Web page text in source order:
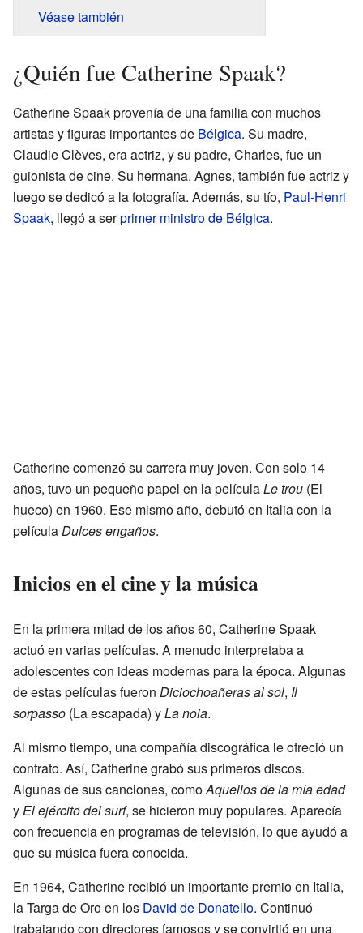
Véase también
¿Quién fue Catherine Spaak?
Catherine Spaak provenía de una familia con muchos
artistas y figuras importantes de Bélgica. Su madre,
Claudie Clèves, era actriz, y su padre, Charles, fue un
guionista de cine. Su hermana, Agnes, también fue actriz y
luego se dedicó a la fotografía. Además, su tío, Paul-Henri
Spaak, llegó a serprimer ministro de Bélgica.
Catherine comenzó su carrera muy joven. Con solo 14
años, tuvo un pequeño papel en la películaLe trou (El
hueco) en 1960. Ese mismo año, debutó en Italia con la
películaDulces engaños.
Inicios en el cine y la música
En la primera mitad de los años 60, Catherine Spaak
actuó en varias películas. A menudo interpretaba a
adolescentes con ideas modernas para la época. Algunas
de estas películas fueron Diciochoañeras al sol, Il
sorpasso (La escapada) yLa noia.
Al mismo tiempo, una compañía discográfica le ofreció un
contrato. Así, Catherine grabó sus primeros discos.
Algunas de sus canciones, comoAquellos de la mía edad
yEl ejército del surf, se hicieron muy populares. Aparecía
con frecuencia en programas de televisión, lo que ayudó a
que su música fuera conocida.
En 1964, Catherine recibió un importante premio en Italia,
la Targa de Oro en los David de Donatello. Continuó
trabajando con directores famosos y se convirtió en una